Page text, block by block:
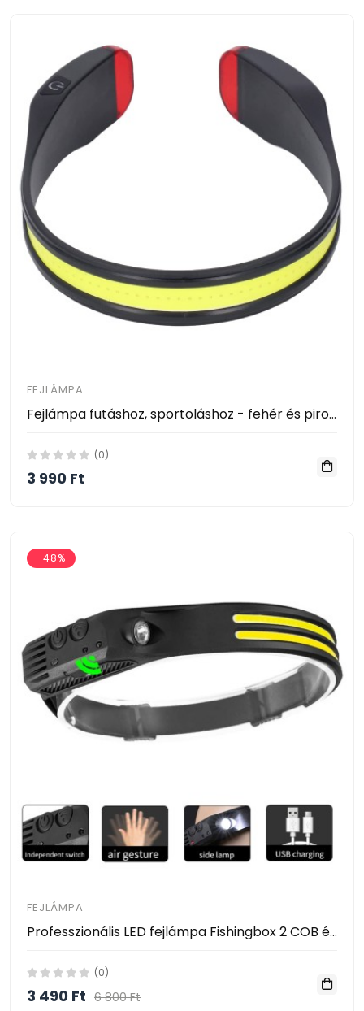
FEJLÁMPA
Fejlámpa futáshoz, sportoláshoz - fehér és piros fény
(0)
3 990 Ft
-48%
FEJLÁMPA
Professzionális LED fejlámpa Fishingbox 2 COB és XPE LED szalaggal, 1200mAh akkumulátorral, vízálló, ideális kempingezéshez, horgászathoz és vadászathoz, C típus, 800 lumen, frontális
(0)
3 490 Ft 6 800 Ft